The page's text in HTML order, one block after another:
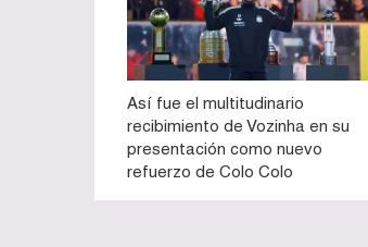
Así fue el multitudinario
recibimiento de Vozinha en su
presentación como nuevo
refuerzo de Colo Colo